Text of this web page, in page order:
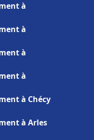
à
à
à
à
à Chécy
à Arles